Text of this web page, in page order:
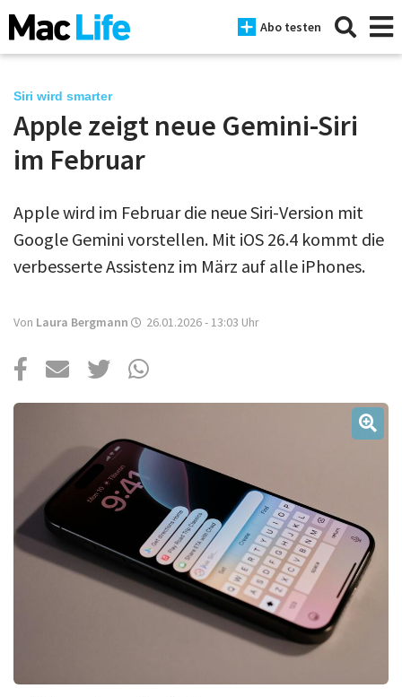
Abo testen
News
Mac
iPad
Tipps
Magazine
Über uns
Mac Life+
Anmelden
Siri wird smarter
Apple zeigt neue Gemini-Siri
im Februar
Apple wird im Februar die neue Siri-Version mit
Google Gemini vorstellen. Mit iOS 26.4 kommt die
verbesserte Assistenz im März auf alle iPhones.
Von Laura Bergmann 26.01.2026 - 13:03 Uhr